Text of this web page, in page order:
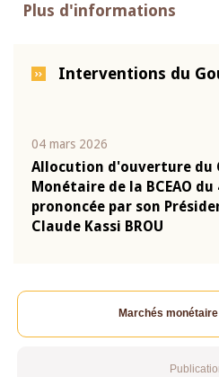
Plus d'informations
Interventions du
04 mars 2026
Allocution d'ouverture du
Monétaire de la BCEAO du
prononcée par son
Claude Kassi BROU
Marchés